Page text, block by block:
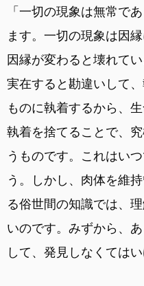
「一切の現象は無常で
ます。一切の現象は因
因縁が変わると壊れて
実在すると勘違いして
ものに執着するから、
執着を捨てることで、
うものです。これはい
う。しかし、肉体を維
る俗世間の知識では、
いのです。みずから、
して、発見しなくてはい